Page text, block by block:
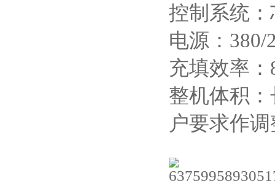
控制系统
电源：380/
充填效率
整机体积：
户要求作